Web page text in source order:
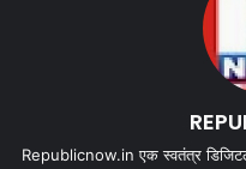
Republicnow.in एक स्वतंत्र